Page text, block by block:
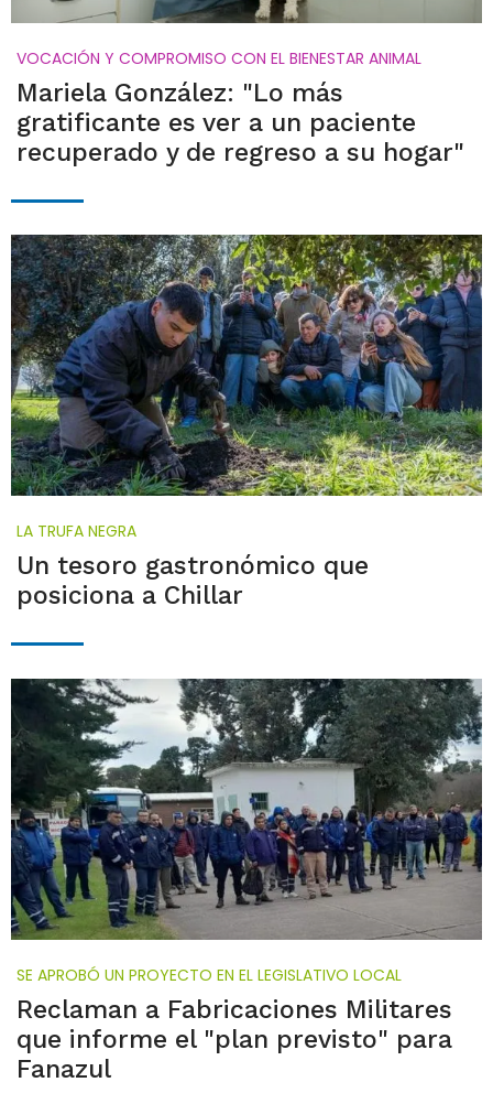
VOCACIÓN Y COMPROMISO CON EL BIENESTAR ANIMAL
Mariela González: "Lo más
gratificante es ver a un paciente
recuperado y de regreso a su hogar"
LA TRUFA NEGRA
Un tesoro gastronómico que
posiciona a Chillar
SE APROBÓ UN PROYECTO EN EL LEGISLATIVO LOCAL
Reclaman a Fabricaciones Militares
que informe el "plan previsto" para
Fanazul